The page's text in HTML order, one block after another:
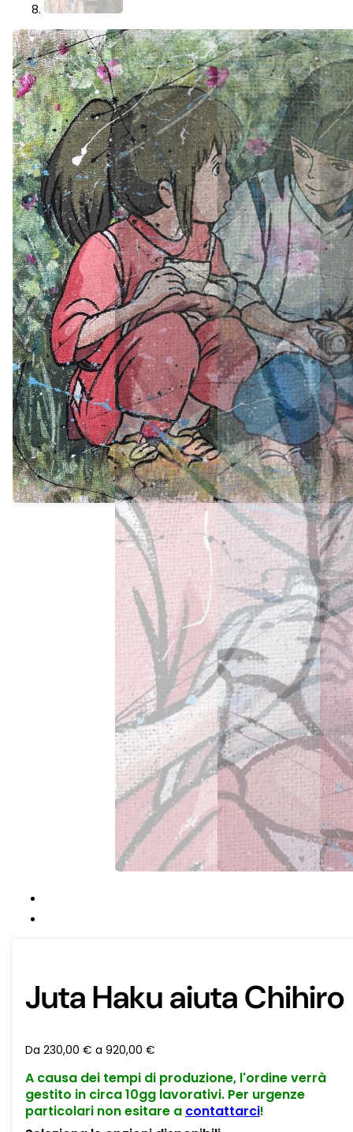
Juta Haku aiuta Chihiro
Da 230,00 € a 920,00 €
A causa dei tempi di produzione, l'ordine verrà
gestito in circa 10gg lavorativi. Per urgenze
particolari non esitare a contattarci!